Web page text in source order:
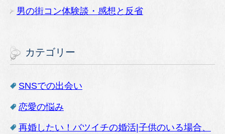
男の街コン体験談・感想と反省
カテゴリー
SNSでの出会い
恋愛の悩み
再婚したい！バツイチの婚活|子供のいる場合、